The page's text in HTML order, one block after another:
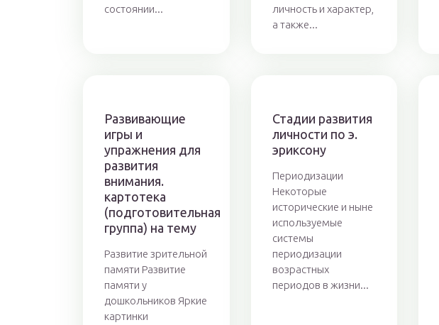
состоянии...
личность и характер,
а также...
Развивающие
игры и
упражнения для
развития
внимания.
картотека
(подготовительная
группа) на тему
Развитие зрительной
памяти Развитие
памяти у
дошкольников Яркие
картинки
Стадии развития
личности по э.
эриксону
Периодизации
Некоторые
исторические и ныне
используемые
системы
периодизации
возрастных
периодов в жизни...